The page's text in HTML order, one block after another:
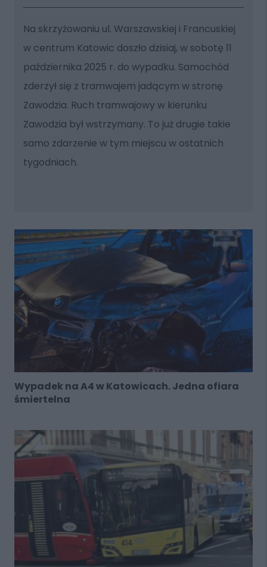
Na skrzyżowaniu ul. Warszawskiej i Francuskiej
w centrum Katowic doszło dzisiaj, w sobotę 11
października 2025 r. do wypadku. Samochód
zderzył się z tramwajem jadącym w stronę
Zawodzia. Ruch tramwajowy w kierunku
Zawodzia był wstrzymany. To już drugie takie
samo zdarzenie w tym miejscu w ostatnich
tygodniach.
Wypadek na A4 w Katowicach. Jedna ofiara
śmiertelna